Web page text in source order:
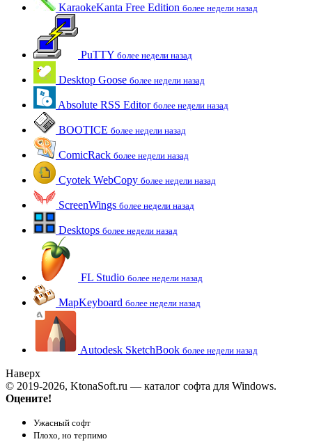
KaraokeKanta Free Edition более недели назад
PuTTY более недели назад
Desktop Goose более недели назад
Absolute RSS Editor более недели назад
BOOTICE более недели назад
ComicRack более недели назад
Cyotek WebCopy более недели назад
ScreenWings более недели назад
Desktops более недели назад
FL Studio более недели назад
MapKeyboard более недели назад
Autodesk SketchBook более недели назад
Наверх
© 2019-2026, KtonaSoft.ru — каталог софта для Windows.
Оцените!
Ужасный софт
Плохо, но терпимо